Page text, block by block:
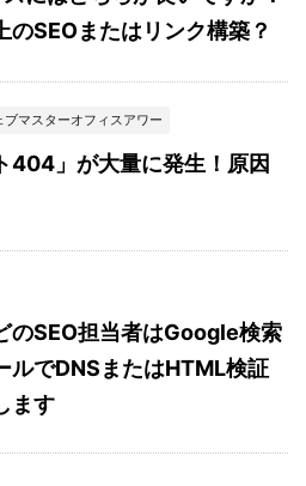
のSEOまたはリンク構築？
ブマスターオフィスアワー
404」が大量に発生！原因
のSEO担当者はGoogle検索
ルでDNSまたはHTML検証
ます